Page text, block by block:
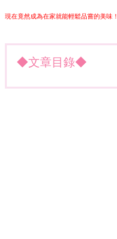
現在竟然成為在家就能輕鬆品嘗的美味！
◆文章目錄◆